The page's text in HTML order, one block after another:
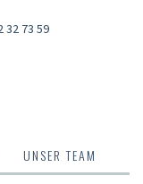
32 73 59
UNSER TEAM